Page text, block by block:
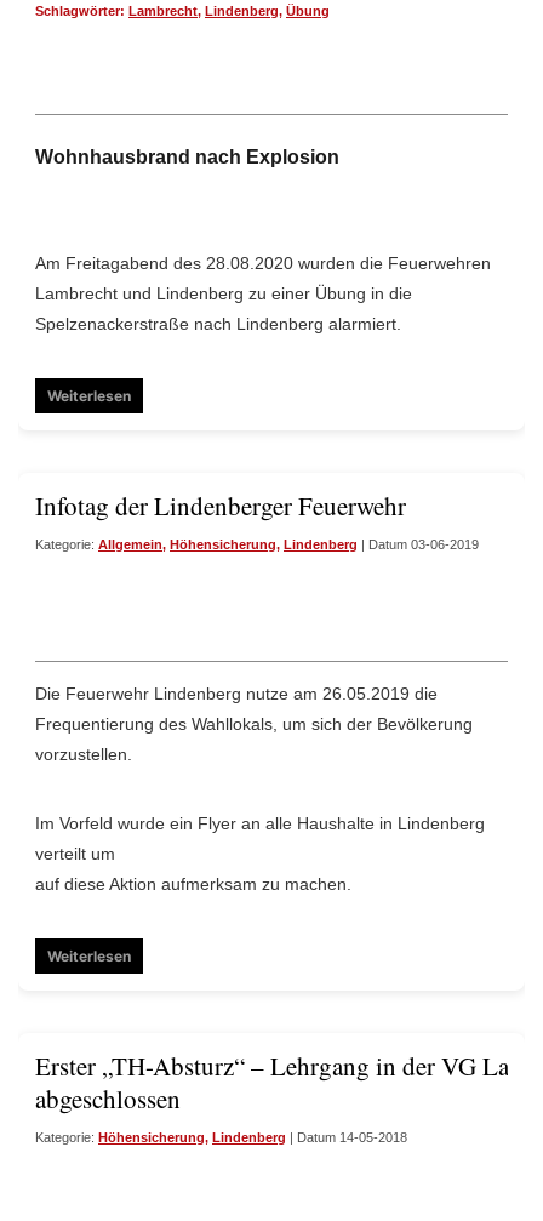
Schlagwörter: Lambrecht, Lindenberg, Übung
Wohnhausbrand nach Explosion
Am Freitagabend des 28.08.2020 wurden die Feuerwehren
Lambrecht und Lindenberg zu einer Übung in die
Spelzenackerstraße nach Lindenberg alarmiert.
Weiterlesen
Infotag der Lindenberger Feuerwehr
Kategorie: Allgemein, Höhensicherung, Lindenberg | Datum 03-06-2019
Die Feuerwehr Lindenberg nutze am 26.05.2019 die
Frequentierung des Wahllokals, um sich der Bevölkerung
vorzustellen.
Im Vorfeld wurde ein Flyer an alle Haushalte in Lindenberg
verteilt um
auf diese Aktion aufmerksam zu machen.
Weiterlesen
Erster „TH-Absturz“ – Lehrgang in der VG
abgeschlossen
Kategorie: Höhensicherung, Lindenberg | Datum 14-05-2018